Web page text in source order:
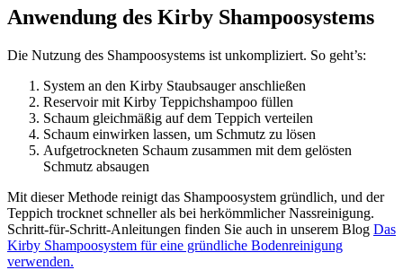
Anwendung des Kirby Shampoosystems
Die Nutzung des Shampoosystems ist unkompliziert. So geht’s:
System an den Kirby Staubsauger anschließen
Reservoir mit Kirby Teppichshampoo füllen
Schaum gleichmäßig auf dem Teppich verteilen
Schaum einwirken lassen, um Schmutz zu lösen
Aufgetrockneten Schaum zusammen mit dem gelösten
Schmutz absaugen
Mit dieser Methode reinigt das Shampoosystem gründlich, und der
Teppich trocknet schneller als bei herkömmlicher Nassreinigung.
Schritt-für-Schritt-Anleitungen finden Sie auch in unserem Blog Das
Kirby Shampoosystem für eine gründliche Bodenreinigung
verwenden.